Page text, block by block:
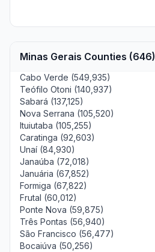
Minas Gerais Counties (646)
Cabo Verde (549,935)
Teófilo Otoni (140,937)
Sabará (137,125)
Nova Serrana (105,520)
Ituiutaba (105,255)
Caratinga (92,603)
Unaí (84,930)
Janaúba (72,018)
Januária (67,852)
Formiga (67,822)
Frutal (60,012)
Ponte Nova (59,875)
Três Pontas (56,940)
São Francisco (56,477)
Bocaiúva (50,256)